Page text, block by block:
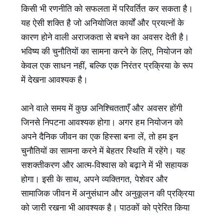
किसी भी रणनीति को सफलता में परिवर्तित कर सकता है।
यह ऐसी शक्ति है जो अनियोजित कार्यों और प्रयत्नों के
कारण होने वाली अराजकता से बचने का अवसर देती है।
भविष्य की चुनौतियों का सामना करने के लिए, नियोजन को
केवल एक साधन नहीं, बल्कि एक निरंतर प्रक्रिया के रूप
में देखना आवश्यक है।
आने वाले समय में कुछ अनिश्चितताएँ और अवसर होंगी
जिनसे निपटना आवश्यक होगा। अगर हम नियोजन को
अपने दैनिक जीवन का एक हिस्सा बना लें, तो हम इन
चुनौतियों का सामना करने में बेहतर स्थिति में रहेंगे। यह
सशक्तीकरण और आत्म-विश्वास को बढ़ाने में भी सहायक
होगा। इसी के साथ, अपने व्यक्तिगत, पेशेवर और
सामाजिक जीवन में अनुसंधान और अनुकूलन की प्रक्रिया
को जारी रखना भी आवश्यक है। पाठकों को प्रेरित किया